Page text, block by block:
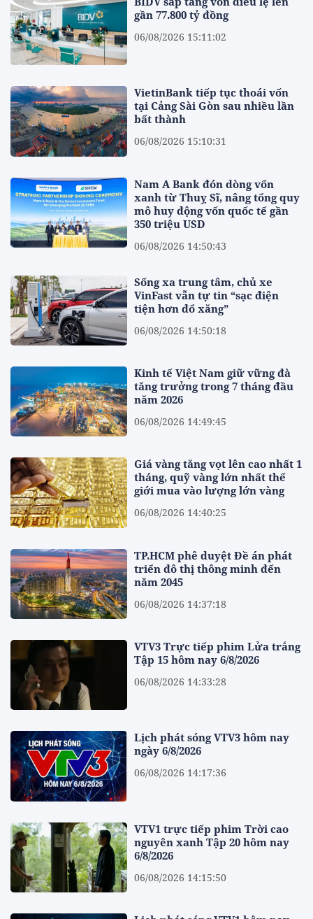
gần 77.800 tỷ đồng
06/08/2026 15:11:02
VietinBank tiếp tục thoái vốn
tại Cảng Sài Gòn sau nhiều lần
bất thành
06/08/2026 15:10:31
Nam A Bank đón dòng vốn
xanh từ Thuỵ Sĩ, nâng tổng quy
mô huy động vốn quốc tế gần
350 triệu USD
06/08/2026 14:50:43
Sống xa trung tâm, chủ xe
VinFast vẫn tự tin “sạc điện
tiện hơn đổ xăng”
06/08/2026 14:50:18
Kinh tế Việt Nam giữ vững đà
tăng trưởng trong 7 tháng đầu
năm 2026
06/08/2026 14:49:45
Giá vàng tăng vọt lên cao nhất 1
tháng, quỹ vàng lớn nhất thế
giới mua vào lượng lớn vàng
06/08/2026 14:40:25
TP.HCM phê duyệt Đề án phát
triển đô thị thông minh đến
năm 2045
06/08/2026 14:37:18
VTV3 Trực tiếp phim Lửa trắng
Tập 15 hôm nay 6/8/2026
06/08/2026 14:33:28
Lịch phát sóng VTV3 hôm nay
ngày 6/8/2026
06/08/2026 14:17:36
VTV1 trực tiếp phim Trời cao
nguyên xanh Tập 20 hôm nay
6/8/2026
06/08/2026 14:15:50